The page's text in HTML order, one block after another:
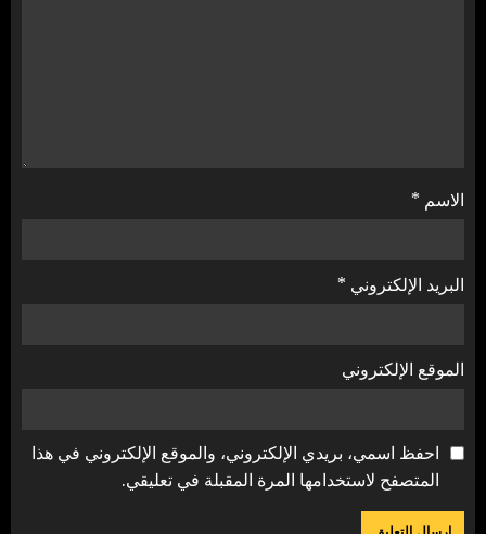
الاسم *
البريد الإلكتروني *
الموقع الإلكتروني
احفظ اسمي، بريدي الإلكتروني، والموقع الإلكتروني في هذا
المتصفح لاستخدامها المرة المقبلة في تعليقي.